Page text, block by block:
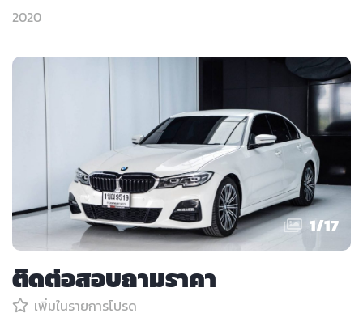
2020
1/17
ติดต่อสอบถามราคา
เพิ่มในรายการโปรด